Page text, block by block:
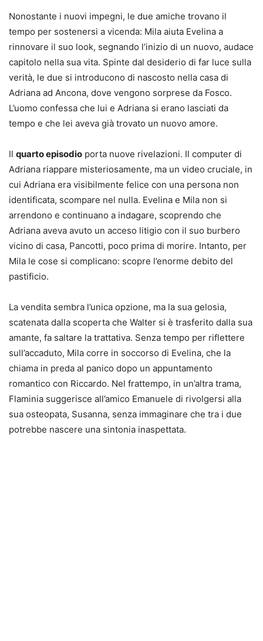
Nonostante i nuovi impegni, le due amiche trovano il
tempo per sostenersi a vicenda: Mila aiuta Evelina a
rinnovare il suo look, segnando l’inizio di un nuovo, audace
capitolo nella sua vita. Spinte dal desiderio di far luce sulla
verità, le due si introducono di nascosto nella casa di
Adriana ad Ancona, dove vengono sorprese da Fosco.
L’uomo confessa che lui e Adriana si erano lasciati da
tempo e che lei aveva già trovato un nuovo amore.
Il quarto episodio porta nuove rivelazioni. Il computer di
Adriana riappare misteriosamente, ma un video cruciale, in
cui Adriana era visibilmente felice con una persona non
identificata, scompare nel nulla. Evelina e Mila non si
arrendono e continuano a indagare, scoprendo che
Adriana aveva avuto un acceso litigio con il suo burbero
vicino di casa, Pancotti, poco prima di morire. Intanto, per
Mila le cose si complicano: scopre l’enorme debito del
pastificio.
La vendita sembra l’unica opzione, ma la sua gelosia,
scatenata dalla scoperta che Walter si è trasferito dalla sua
amante, fa saltare la trattativa. Senza tempo per riflettere
sull’accaduto, Mila corre in soccorso di Evelina, che la
chiama in preda al panico dopo un appuntamento
romantico con Riccardo. Nel frattempo, in un’altra trama,
Flaminia suggerisce all’amico Emanuele di rivolgersi alla
sua osteopata, Susanna, senza immaginare che tra i due
potrebbe nascere una sintonia inaspettata.